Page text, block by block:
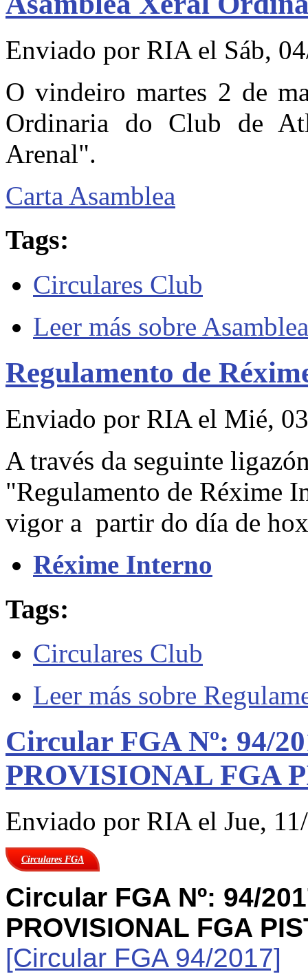
Enviado por RIAel Sáb,
O vindeiro martes 2 de
Ordinaria do Club de
Arenal".
Carta Asamblea
Tags:
Circulares Club
Leer más sobre
Regulamento de
Enviado por RIAel Mié,
A través da seguinte
"Regulamento de Réxime
vigor a partir do día de
Réxime Interno
Tags:
Circulares Club
Leer más sobre
Circular FGA Nº: 94/
PROVISIONAL FGA
Enviado por RIAel Jue,
Circulares FGA
Circular FGA Nº: 94/
PROVISIONAL FGA
[Circular FGA 94/2017]